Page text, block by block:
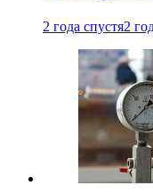
2 года спустя2